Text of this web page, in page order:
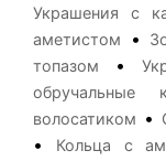
Украшения с
аметистом
•
топазом
•
обручальные
волосатиком •
• Кольца с